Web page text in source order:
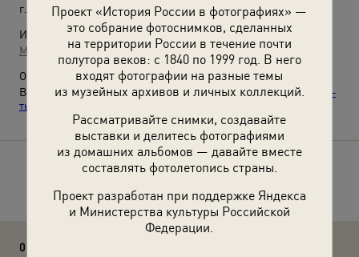
Проект «История России в фотографиях» —
это собрание фотоснимков, сделанных
на территории России в течение почти
полутора веков: с 1840 по 1999 год. В него
входят фотографии на разные темы
из музейных архивов и личных коллекций.
Рассматривайте снимки, создавайте
выставки и делитесь фотографиями
из домашних альбомов — давайте вместе
составлять фотолетопись страны.
Проект разработан при поддержке Яндекса
и Министерства культуры Российской
Федерации.
г. Москва
Источники:
МАММ / МДФ
О фотографии:
Выставки «Лучшие фотографии Льва Бородулина»,«О спорт –
ты мир!»
Расскажите друзьям об этом фото
0 комментариев